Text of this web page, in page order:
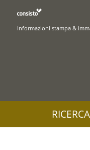
Informazioni stampa &